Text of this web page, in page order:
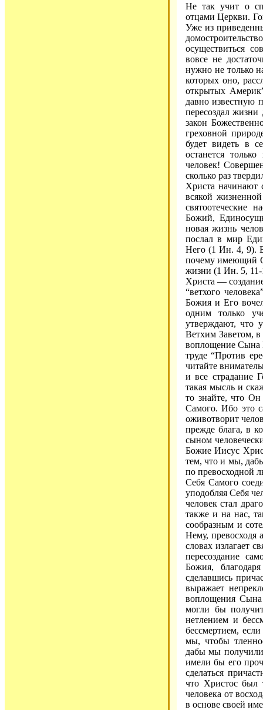
Не так учит о
отцами Церкви.
Уже из
осуществиться
вовсе не
нужно не только
которых оно,
открытых
давно известную
пересоздал
закон
греховной
будет видеть в
останется
человек!
сколько раз
Христа начинают
всякой
святоотеческие
Божий,
новая жизнь
послал в мир
Него (1 Ин. 4, 9).
почему имеющий
жизни (1 Ин. 5, 11-
Христа —
“ветхого
Божия и Его
одним только
утверждают, что
Ветхим Заветом,
воплощение Сына
труде “Против
читайте
и все страдание
такая мысль и
то знайте, что
Самого. Ибо это
оживотворит
прежде блага, в
сыном
Божие Иисус
тем, что и мы,
по превосходной
Себя Самого
уподобляя Себя
человек стал
также и на нас,
сообразным и
Нему, превосходя
словах излагает
пересоздание
Божия,
сделавшись
выражает
воплощения
могли бы
нетлением и
бессмертием,
мы, чтобы
дабы мы
имели бы его
сделаться
что Христос был
человека от
в основе своей